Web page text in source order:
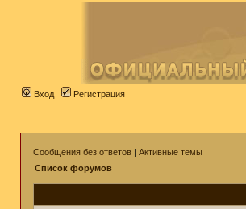
Вход Регистрация
Сообщения без ответов | Активные темы
Список форумов